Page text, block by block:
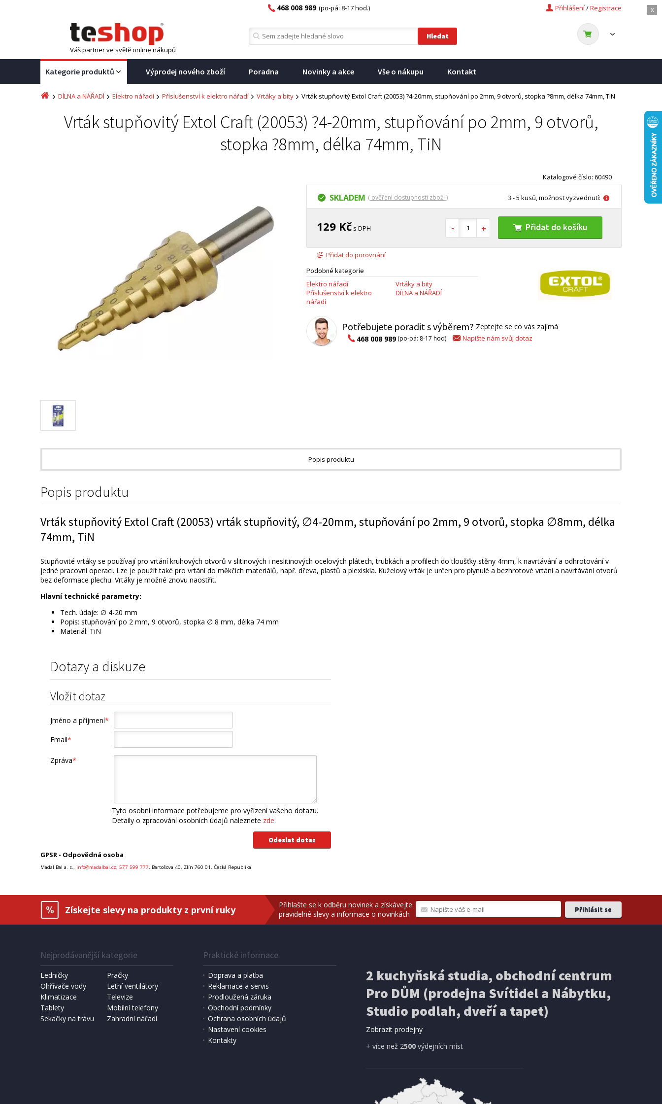
x
Registrace
/
Přihlášení
468 008 989 (po-pá: 8-17 hod.)
Váš partner ve světě online nákupů
Kategorie produktů Výprodej nového zboží Poradna Novinky a akce Vše o nákupu Kontakt
DÍLNA a NÁŘADÍ Elektro nářadí Příslušenství k elektro nářadí Vrtáky a bity Vrták stupňovitý Extol Craft (20053) ?4-20mm, stupňování po 2mm, 9 otvorů, stopka ?8mm, délka 74mm, TiN
Vrták stupňovitý Extol Craft (20053) ?4-20mm, stupňování po 2mm, 9 otvorů,
stopka ?8mm, délka 74mm, TiN
Katalogové číslo: 60490
SKLADEM ( ověření dostupnosti zboží ) 3 - 5 kusů, možnost vyzvednutí:
129 Kč s DPH Přidat do košíku
Přidat do porovnání
Podobné kategorie
Elektro nářadí
Příslušenství k elektro
nářadí
Vrtáky a bity
DÍLNA a NÁŘADÍ
Potřebujete poradit s výběrem? Zeptejte se co vás zajímá
468 008 989(po-pá: 8-17 hod) Napište nám svůj dotaz
Popis produktu
Popis produktu
Vrták stupňovitý Extol Craft (20053) vrták stupňovitý, ∅4-20mm, stupňování po 2mm, 9 otvorů, stopka ∅8mm, délka
74mm, TiN
Stupňovité vrtáky se používají pro vrtání kruhových otvorů v slitinových i neslitinových ocelových plátech, trubkách a profilech do tloušťky stěny 4mm, k navrtávání a odhrotování v
jedné pracovní operaci. Lze je použít také pro vrtání do měkčích materiálů, např. dřeva, plastů a plexiskla. Kuželový vrták je určen pro plynulé a bezhrotové vrtání a navrtávání otvorů
bez deformace plechu. Vrtáky je možné znovu naostřit.
Hlavní technické parametry:
Tech. údaje: ∅ 4-20 mm
Popis: stupňování po 2 mm, 9 otvorů, stopka ∅ 8 mm, délka 74 mm
Materiál: TiN
Dotazy a diskuze
Vložit dotaz
Jméno a příjmení*
Email*
Zpráva*
Tyto osobní informace potřebujeme pro vyřízení vašeho dotazu.
Detaily o zpracování osobních údajů naleznete zde.
GPSR - Odpovědná osoba
Madal Bal a. s., info@madalbal.cz, 577 599 777, Bartošova 40, Zlín 760 01, Česká Republika
Získejte slevy na produkty z první ruky
Přihlašte se k odběru novinek a získávejte
pravidelné slevy a informace o novinkách
Nejprodávanější kategorie
Ledničky
Pračky
Ohřívače vody
Letní ventilátory
Klimatizace
Televize
Tablety
Mobilní telefony
Sekačky na trávu
Zahradní nářadí
Praktické informace
Doprava a platba
Reklamace a servis
Prodloužená záruka
Obchodní podmínky
Ochrana osobních údajů
Nastavení cookies
Kontakty
2 kuchyňská studia, obchodní centrum
Pro DŮM (prodejna Svítidel a Nábytku,
Studio podlah, dveří a tapet)
Zobrazit prodejny
+ více než 2500výdejních míst